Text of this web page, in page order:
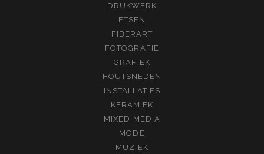
DRUKWERK
ETSEN
FIBERART
FOTOGRAFIE
GRAFIEK
HOUTSNEDEN
INSTALLATIES
KERAMIEK
MIXED MEDIA
MODE
MUZIEK